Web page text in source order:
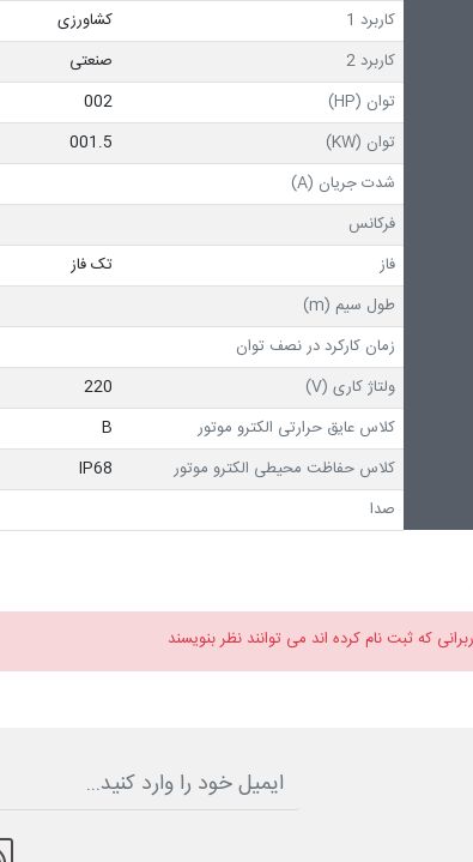
کاربرد 1
کشاورزی
کاربرد 2
صنعتی
توان (HP)
002
توان (KW)
001.5
شدت جریان (A)
فرکانس
فاز
تک فاز
طول سیم (m)
زمان کارکرد در نصف توان
ولتاژ کاری (V)
220
کلاس عایق حرارتی الکترو موتور
B
کلاس حفاظت محیطی الکترو موتور
IP68
صدا
که ثبت نام کرده اند می توانند نظر بنویسند